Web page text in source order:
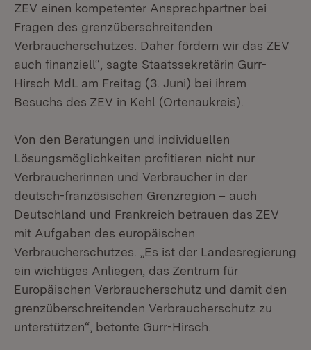
ZEV einen kompetenter Ansprechpartner bei
Fragen des grenzüberschreitenden
Verbraucherschutzes. Daher fördern wir das ZEV
auch finanziell“, sagte Staatssekretärin Gurr-
Hirsch MdL am Freitag (3. Juni) bei ihrem
Besuchs des ZEV in Kehl (Ortenaukreis).
Von den Beratungen und individuellen
Lösungsmöglichkeiten profitieren nicht nur
Verbraucherinnen und Verbraucher in der
deutsch-französischen Grenzregion – auch
Deutschland und Frankreich betrauen das ZEV
mit Aufgaben des europäischen
Verbraucherschutzes. „Es ist der Landesregierung
ein wichtiges Anliegen, das Zentrum für
Europäischen Verbraucherschutz und damit den
grenzüberschreitenden Verbraucherschutz zu
unterstützen“, betonte Gurr-Hirsch.